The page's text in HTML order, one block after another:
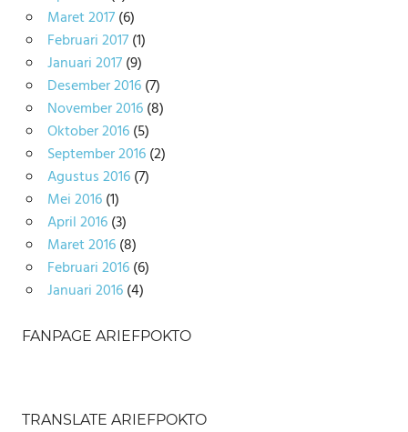
Maret 2017(6)
Februari 2017(1)
Januari 2017(9)
Desember 2016(7)
November 2016(8)
Oktober 2016(5)
September 2016(2)
Agustus 2016(7)
Mei 2016(1)
April 2016(3)
Maret 2016(8)
Februari 2016(6)
Januari 2016(4)
FANPAGE ARIEFPOKTO
TRANSLATE ARIEFPOKTO